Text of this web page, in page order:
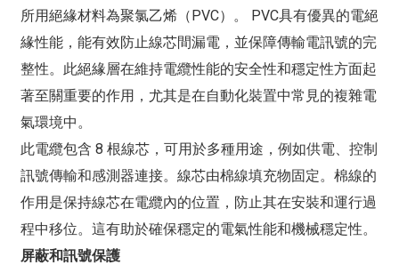
所用絕緣材料為聚氯乙烯（PVC）。 PVC具有優異的電絕
緣性能，能有效防止線芯間漏電，並保障傳輸電訊號的完
整性。此絕緣層在維持電纜性能的安全性和穩定性方面起
著至關重要的作用，尤其是在自動化裝置中常見的複雜電
氣環境中。
此電纜包含 8 根線芯，可用於多種用途，例如供電、控制
訊號傳輸和感測器連接。線芯由棉線填充物固定。棉線的
作用是保持線芯在電纜內的位置，防止其在安裝和運行過
程中移位。這有助於確保穩定的電氣性能和機械穩定性。
屏蔽和訊號保護